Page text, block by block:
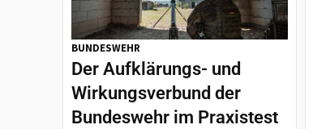
BUNDESWEHR
Der Aufklärungs- und
Wirkungsverbund der
Bundeswehr im Praxistest